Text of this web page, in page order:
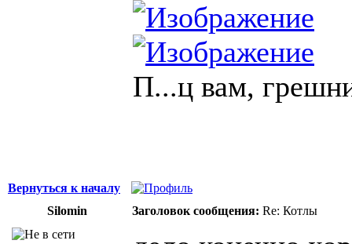
П...ц вам,
Вернуться к началу
Silomin
Заголовок сообщения: Re: Котлы